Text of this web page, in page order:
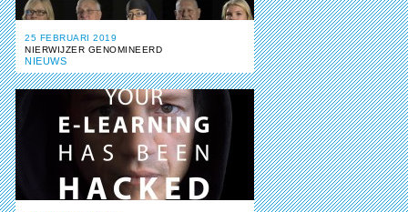
25 FEBRUARI 2019
NIERWIJZER GENOMINEERD
NIEUWS